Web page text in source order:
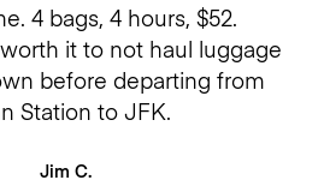
4 bags, 4 hours, $52.
it to not haul luggage
before departing from
Station to JFK.
Jim C.